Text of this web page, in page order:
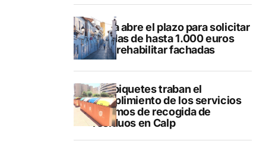
Altea abre el plazo para solicitar
ayudas de hasta 1.000 euros
para rehabilitar fachadas
Los piquetes traban el
cumplimiento de los servicios
mínimos de recogida de
residuos en Calp